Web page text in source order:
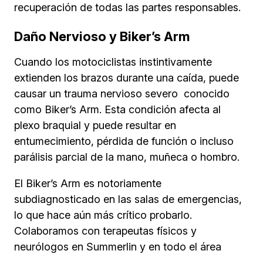
recuperación de todas las partes responsables.
Daño Nervioso y Biker’s Arm
Cuando los motociclistas instintivamente
extienden los brazos durante una caída, puede
causar un trauma nervioso severo conocido
como Biker’s Arm. Esta condición afecta al
plexo braquial y puede resultar en
entumecimiento, pérdida de función o incluso
parálisis parcial de la mano, muñeca o hombro.
El Biker’s Arm es notoriamente
subdiagnosticado en las salas de emergencias,
lo que hace aún más crítico probarlo.
Colaboramos con terapeutas físicos y
neurólogos en Summerlin y en todo el área